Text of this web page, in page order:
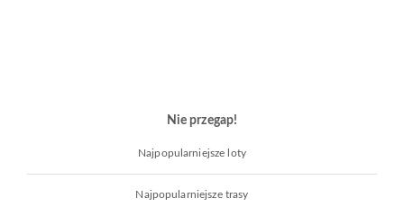
Nie przegap!
Najpopularniejsze loty
Najpopularniejsze trasy